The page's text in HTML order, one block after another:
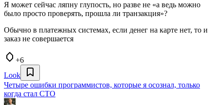
Я может сейчас ляпну глупость, но разве не «а ведь можно
было просто проверять, прошла ли транзакция»?
Обычно в платежных системах, если денег на карте нет, то и
заказ не совершается
+6
Look
Четыре ошибки программистов, которые я осознал, только
когда стал CTO